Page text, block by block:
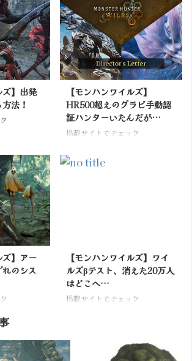
ズ】出発
法！
【モンハンワイルズ】
HR500超えのグラビ手動認
証ハンターいたんだが…
掲載サイトでチェック
ズ】アー
のシス
【モンハンワイルズ】ワイ
ルズβテスト、消えた20万人
はどこへ…
掲載サイトでチェック